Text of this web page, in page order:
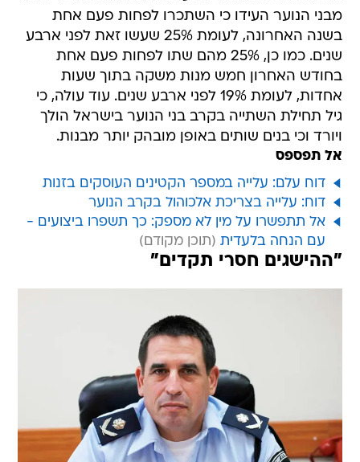
מבני הנוער העידו כי השתכרו לפחות פעם אחת
בשנה האחרונה, לעומת 25% שעשו זאת לפני ארבע
שנים. כמו כן, 25% מהם שתו לפחות פעם אחת
בחודש האחרון חמש מנות משקה בתוך שעות
אחדות, לעומת 19% לפני ארבע שנים. עוד עולה, כי
גיל תחילת השתייה בקרב בני הנוער בישראל הולך
ויורד וכי בנים שותים באופן מובהק יותר מבנות.
אל תפספס
דוח עלם: עלייה במספר הקטינים העוסקים בזנות
דוח: עלייה בצריכת אלכוהול בקרב הנוער
אל תתפשרו על מין לא מספק: כך תשפרו ביצועים -
עם הנחה בלעדית
"ההישגים חסרי תקדים"